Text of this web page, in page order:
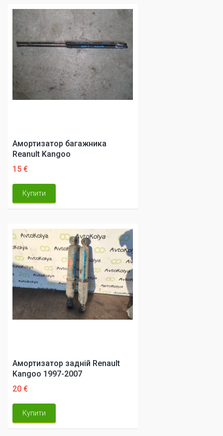
Амортизатор багажника
Reanult Kangoo
15 €
Купити
Амортизатор задній Renault
Kangoo 1997-2007
20 €
Купити